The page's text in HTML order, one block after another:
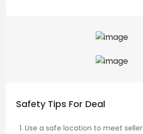
Safety Tips For Deal
Use a safe location to meet seller